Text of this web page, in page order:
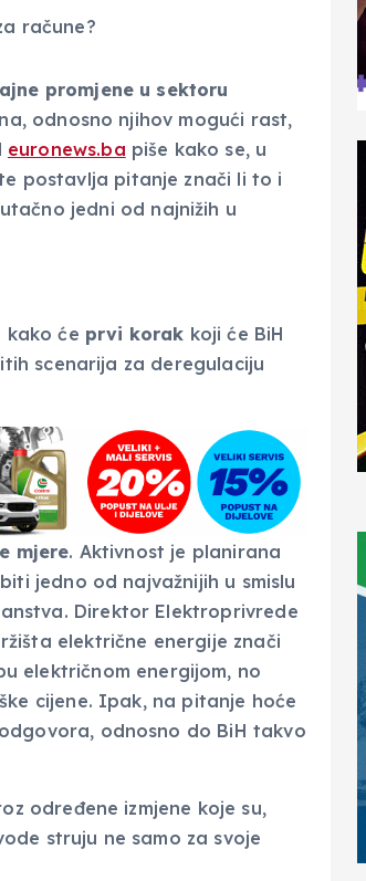
promjene u sektoru
odnosno njihov mogući rast,
euronews.ba piše kako se, u
postavlja pitanje znači li to i
jedni od najnižih u
kako će prvi korak koji će BiH
scenarija za deregulaciju
mjere. Aktivnost je planirana
jedno od najvažnijih u smislu
Direktor Elektroprivrede
električne energije znači
električnom energijom, no
cijene. Ipak, na pitanje hoće
odnosno do BiH takvo
određene izmjene koje su,
struju ne samo za svoje